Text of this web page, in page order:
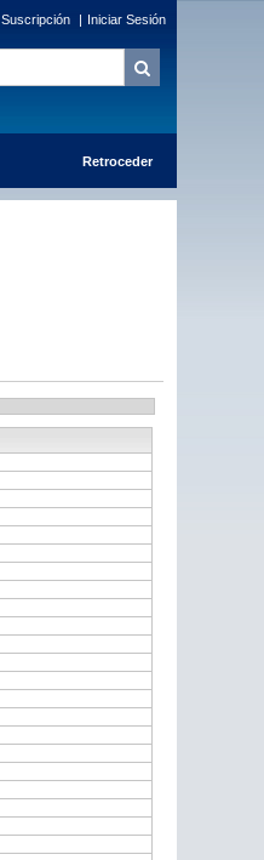
Suscripción | Iniciar Sesión
Retroceder